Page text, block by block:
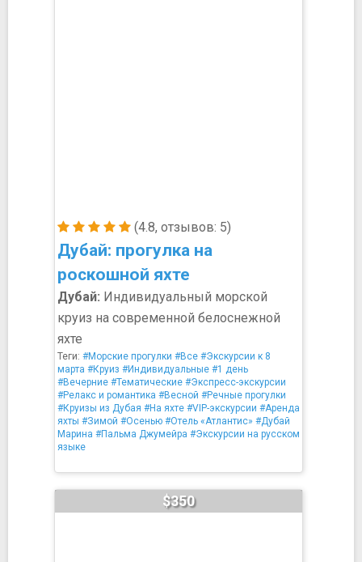
(4.8, отзывов: 5)
Дубай: прогулка на
роскошной яхте
Дубай: Индивидуальный морской
круиз на современной белоснежной
яхте
Теги: #Морские прогулки #Все #Экскурсии к 8
марта #Круиз #Индивидуальные #1 день
#Вечерние #Тематические #Экспресс-экскурсии
#Релакс и романтика #Весной #Речные прогулки
#Круизы из Дубая #На яхте #VIP-экскурсии #Аренда
яхты #Зимой #Осенью #Отель «Атлантис» #Дубай
Марина #Пальма Джумейра #Экскурсии на русском
языке
$350